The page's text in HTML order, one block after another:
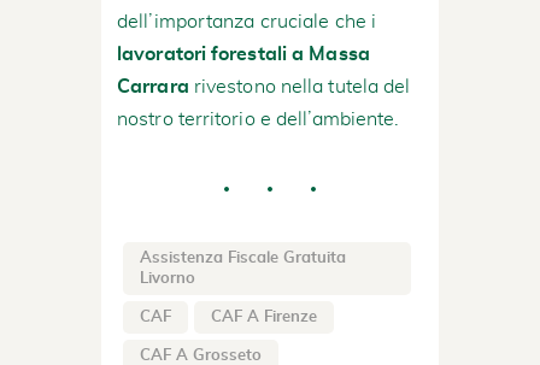
dell’importanza cruciale che i
lavoratori forestali a Massa
Carrara rivestono nella tutela del
nostro territorio e dell’ambiente.
Assistenza Fiscale Gratuita
Livorno
CAF CAF A Firenze
CAF A Grosseto